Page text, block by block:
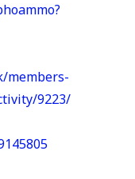
members-
9223/